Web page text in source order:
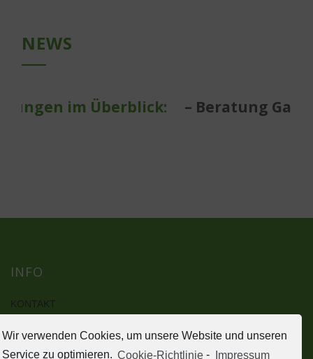
Wir verwenden Cookies, um unsere Website und unseren
Service zu optimieren. Cookie-Richtlinie - Impressum
NEWS
im Überblick: – Beratung
INFO
KONTAKT
DATENSCHUTZERKLÄRUNG
HAFTUNGSAUSSCHLUSS (DISCLAIMER)